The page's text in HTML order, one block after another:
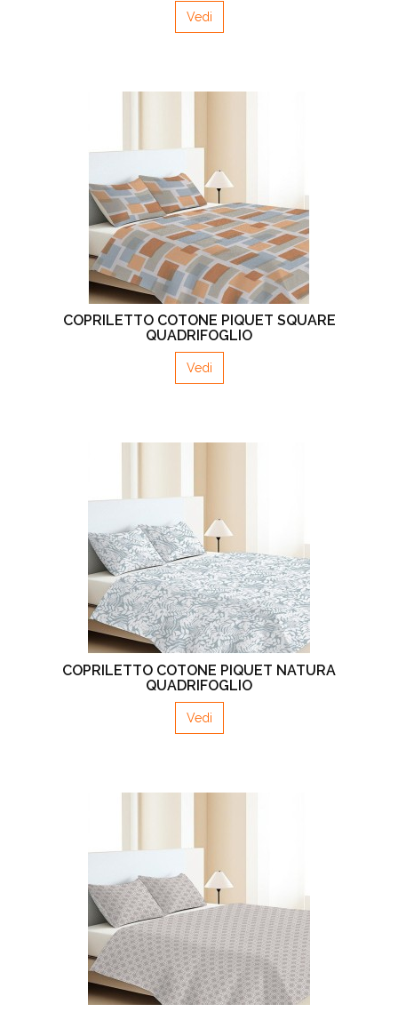
Vedi
COPRILETTO COTONE PIQUET SQUARE
QUADRIFOGLIO
Vedi
COPRILETTO COTONE PIQUET NATURA
QUADRIFOGLIO
Vedi